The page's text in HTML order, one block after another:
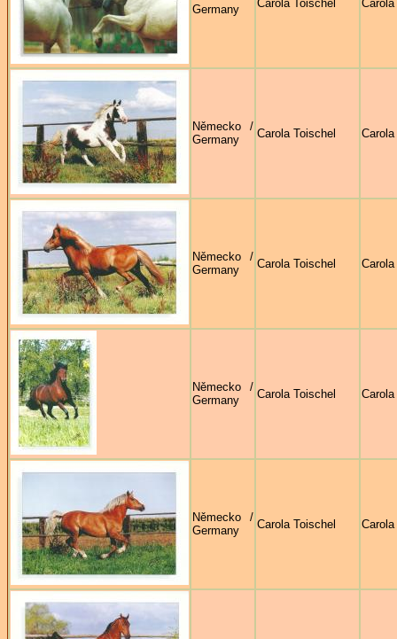
Germany
Carola Toischel
Německo /
Germany
Carola Toischel
Německo /
Germany
Carola Toischel
Německo /
Germany
Carola Toischel
Německo /
Germany
Carola Toischel